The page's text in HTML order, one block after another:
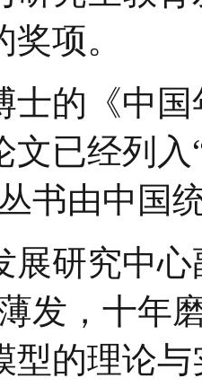
项。
的《中国
文已经列
书由中国
研究中心
发，十年
型的理论